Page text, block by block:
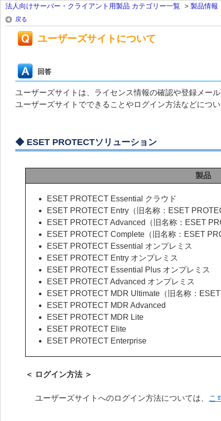
法人向けサーバー・クライアント用製品 カテゴリー一覧 > 製品情報
戻る
ユーザーズサイトについて
回答
ユーザーズサイトは、ライセンス情報の確認や登録メー
ユーザーズサイトでできることやログイン方法などにつ
◆ ESET PROTECTソリューション
製品
ESET PROTECT Essential クラウド
ESET PROTECT Entry（旧名称：ESET
ESET PROTECT Advanced（旧名称：ESET
ESET PROTECT Complete（旧名称：ESET
ESET PROTECT Essential オンプレミス
ESET PROTECT Entry オンプレミス
ESET PROTECT Essential Plus オンプレミス
ESET PROTECT Advanced オンプレミス
ESET PROTECT MDR Ultimate（旧名称：
ESET PROTECT MDR Advanced
ESET PROTECT MDR Lite
ESET PROTECT Elite
ESET PROTECT Enterprise
＜ ログイン方法 ＞
ユーザーズサイトへのログイン方法については、 こ